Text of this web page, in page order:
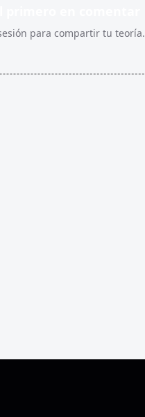
para compartir tu teoría.